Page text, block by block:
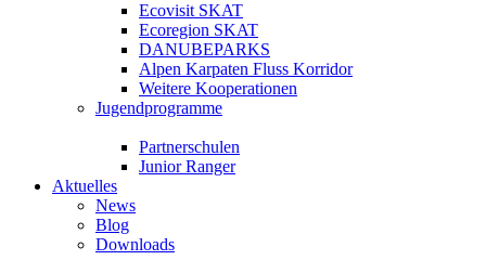
Ecovisit SKAT
Ecoregion SKAT
DANUBEPARKS
Alpen Karpaten Fluss Korridor
Weitere Kooperationen
Jugendprogramme
Partnerschulen
Junior Ranger
Aktuelles
News
Blog
Downloads